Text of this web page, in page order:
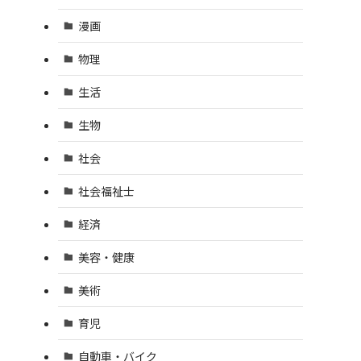
漫画
物理
生活
生物
社会
社会福祉士
経済
美容・健康
美術
育児
自動車・バイク